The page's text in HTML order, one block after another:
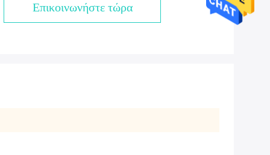
Επικοινωνήστε τώρα